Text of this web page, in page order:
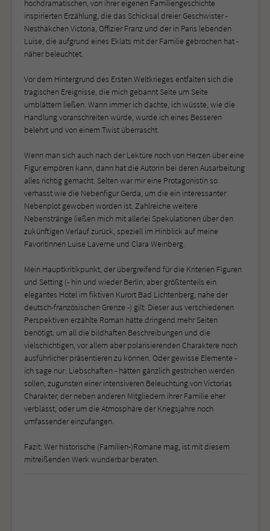
hochdramatischen, von ihrer eigenen Familiengeschichte
inspirierten Erzählung, die das Schicksal dreier Geschwister -
Nesthäkchen Victoria, Offizier Franz und der in Paris lebenden
Luise, die aufgrund eines Eklats mit der Familie gebrochen hat -
näher beleuchtet.
Vor dem Hintergrund des Ersten Weltkrieges entfalten sich die
tragischen Ereignisse, die mich gebannt Seite um Seite
umblättern ließen. Wann immer ich dachte, ich wüsste, wie die
Handlung voranschreiten würde, wurde ich eines Besseren
belehrt und von einem Twist überrascht.
Wenn man sich auch nach der Lektüre noch von Herzen über eine
Figur empören kann, dann hat die Autorin bei deren Ausarbeitung
alles richtig gemacht. Selten war mir eine Protagonistin so
verhasst wie die Nebenfigur Gerda, um die ein interessanter
Nebenplot gewoben worden ist. Zahlreiche weitere
Nebenstränge ließen mich mit allerlei Spekulationen über den
zukünftigen Verlauf zurück, speziell im Hinblick auf meine
Favoritinnen Luise Laverne und Clara Weinberg.
Mein Hauptkritikpunkt, der übergreifend für die Kriterien Figuren
und Setting (- hin und wieder Berlin, aber größtenteils ein
elegantes Hotel im fiktiven Kurort Bad Lichtenberg, nahe der
deutsch-französischen Grenze -) gilt: Dieser aus verschiedenen
Perspektiven erzählte Roman hätte dringend mehr Seiten
benötigt, um all die bildhaften Beschreibungen und die
vielschichtigen, vor allem aber polarisierenden Charaktere noch
ausführlicher präsentieren zu können. Oder gewisse Elemente -
ich sage nur: Liebschaften - hätten gänzlich gestrichen werden
sollen, zugunsten einer intensiveren Beleuchtung von Victorias
Charakter, der neben anderen Mitgliedern ihrer Familie eher
verblasst, oder um die Atmosphäre der Kriegsjahre noch
umfassender einzufangen.
Fazit: Wer historische (Familien-)Romane mag, ist mit diesem
mitreißenden Werk wunderbar beraten.